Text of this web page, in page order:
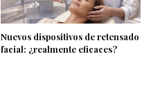
Nuevos dispositivos de retensado
facial: ¿realmente eficaces?